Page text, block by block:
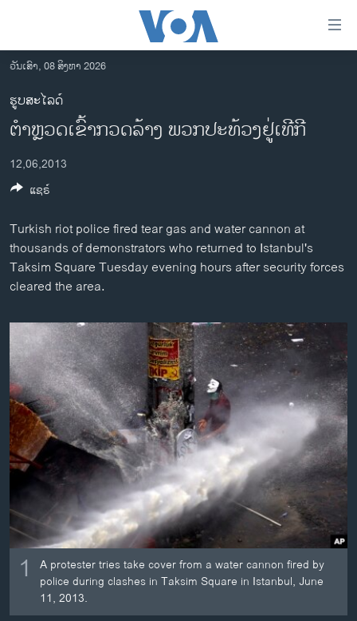
ເຂົ້າ
ຫາ
ຂ້າມ
ຂ້າມ
ໄປ
ຫາ
ຄົ້ນ
ລາວ
ອາເມຣິກາ
ການເລືອກຕັ້ງ ປະທານາທີບໍດີ ສະຫະລັດ 2024
ຂ່າວ​ຈີນ
ໂລກ
ເອເຊຍ
ອິດສະຫຼະພາບດ້ານການຂ່າວ
ຊຸມຊົນຊາວລາວ
ວິທະຍາສາດ-ເທັກໂນໂລຈີ
ທຸລະກິດ
ພາສາອັງກິດ
ວີດີໂອ
ສຽງ
ລາຍການກະຈາຍສຽງ
ລາຍງານ
ຕິດຕາມພວກເຮົາ ທີ່
ພາສາຕ່າງໆ
ວັນເສົາ, 08 ສິງຫາ 2026
ຮູບສະໄລດ໌
ຕໍາຫຼວດເຂົ້າກວດລ້າງ ພວກປະທ້ວງຢູ່ເທີກີ
12,06,2013
Turkish riot police fired tear gas and water cannon at
thousands of demonstrators who returned to Istanbul's
Taksim Square Tuesday evening hours after security forces
cleared the area.
1
A protester tries take cover from a water cannon fired by
police during clashes in Taksim Square in Istanbul, June
11, 2013.
ແຊຣ໌